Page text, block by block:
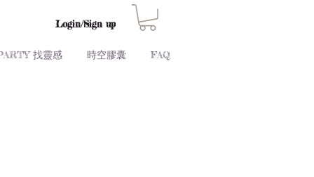
Login/Sign up
找靈感 時空膠囊 FAQ